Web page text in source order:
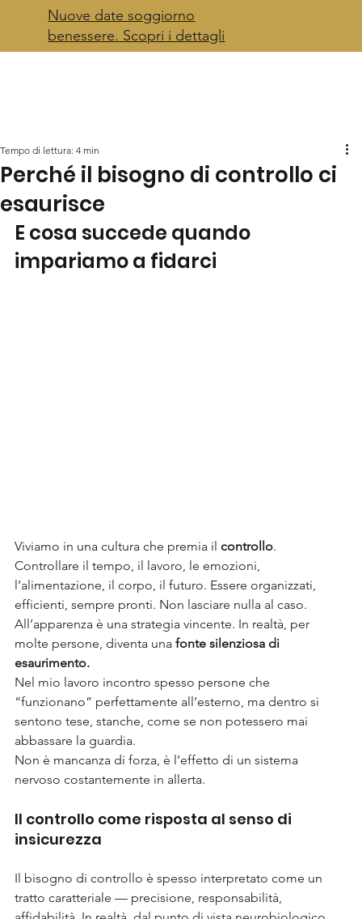
Nuove date soggiorno
benessere. Scopri i dettagli
Perché il bisogno di controllo ci
esaurisce
Tempo di lettura: 4 min
E cosa succede quando
impariamo a fidarci
Viviamo in una cultura che premia il controllo.
Controllare il tempo, il lavoro, le emozioni,
l’alimentazione, il corpo, il futuro. Essere organizzati,
efficienti, sempre pronti. Non lasciare nulla al caso.
All’apparenza è una strategia vincente. In realtà, per
molte persone, diventa una fonte silenziosa di
esaurimento.
Nel mio lavoro incontro spesso persone che
“funzionano” perfettamente all’esterno, ma dentro si
sentono tese, stanche, come se non potessero mai
abbassare la guardia.
Non è mancanza di forza, è l’effetto di un sistema
nervoso costantemente in allerta.
Il controllo come risposta al senso di
insicurezza
Il bisogno di controllo è spesso interpretato come un
tratto caratteriale — precisione, responsabilità,